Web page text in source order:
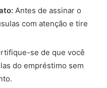
Antes de assinar o
com atenção e tire
se de que você
do empréstimo sem